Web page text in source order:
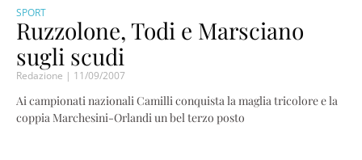
SPORT
Ruzzolone, Todi e Marsciano
sugli scudi
Redazione 11/09/2007
Ai campionati nazionali Camilli conquista la maglia tricolore e la
coppia Marchesini-Orlandi un bel terzo posto